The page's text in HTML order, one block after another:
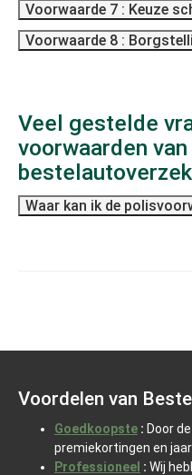
Voorwaarde 7 : Keuze
Voorwaarde 8 :
Veel gestelde
voorwaarden van
Waar kan ik de
Voordelen van
Goedkoopste : Door
premiekortingen en
Professioneel : Wij